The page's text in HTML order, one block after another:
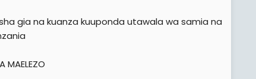
gia na kuanza kuuponda utawala wa samia na
MAELEZO